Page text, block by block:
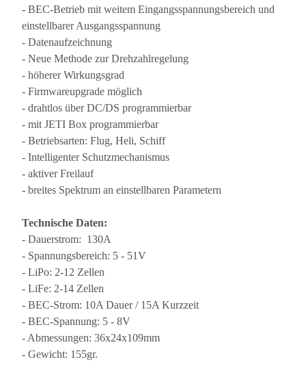
- BEC-Betrieb mit weitem Eingangsspannungsbereich und
einstellbarer Ausgangsspannung
- Datenaufzeichnung
- Neue Methode zur Drehzahlregelung
- höherer Wirkungsgrad
- Firmwareupgrade möglich
- drahtlos über DC/DS programmierbar
- mit JETI Box programmierbar
- Betriebsarten: Flug, Heli, Schiff
- Intelligenter Schutzmechanismus
- aktiver Freilauf
- breites Spektrum an einstellbaren Parametern
Technische Daten:
- Dauerstrom: 130A
- Spannungsbereich: 5 - 51V
- LiPo: 2-12 Zellen
- LiFe: 2-14 Zellen
- BEC-Strom: 10A Dauer / 15A Kurzzeit
- BEC-Spannung: 5 - 8V
- Abmessungen: 36x24x109mm
- Gewicht: 155gr.